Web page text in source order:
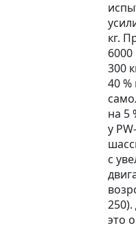
кг.
6000
300
40
на 5
у
с
это